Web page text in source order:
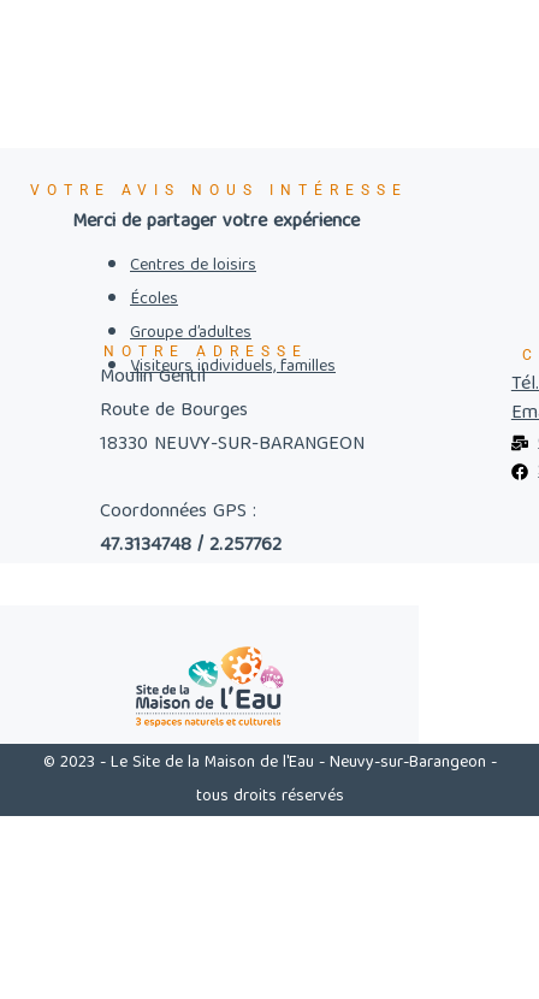
VOTRE AVIS NOUS INTÉRESSE
Merci de partager votre expérience
Centres de loisirs
Écoles
Groupe d’adultes
Visiteurs individuels, familles
NOTRE ADRESSE
Moulin Gentil
Route de Bourges
18330 NEUVY-SUR-BARANGEON
Coordonnées GPS :
47.3134748 / 2.257762
© 2023 - Le Site de la Maison de l'Eau - Neuvy-sur-Barangeon -
tous droits réservés